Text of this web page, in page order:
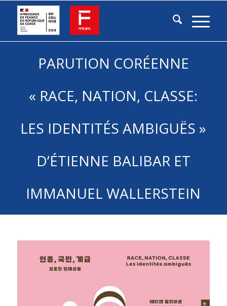
PARUTION CORÉENNE
« RACE, NATION, CLASSE:
LES IDENTITÉS AMBIGUËS »
D’ÉTIENNE BALIBAR ET
IMMANUEL WALLERSTEIN